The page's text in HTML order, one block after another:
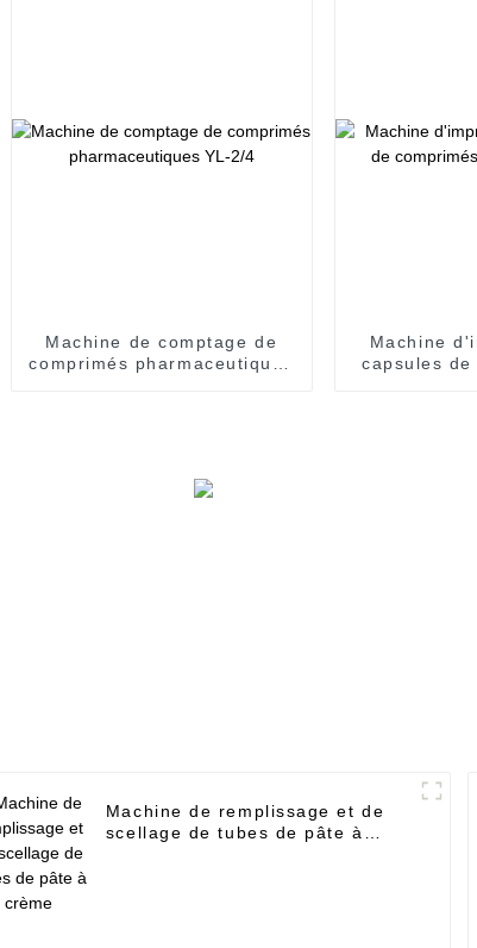
Machine de comptage de
comprimés pharmaceutiques
Machine
capsules de
Machine de remplissage et de
scellage de tubes de pâte à